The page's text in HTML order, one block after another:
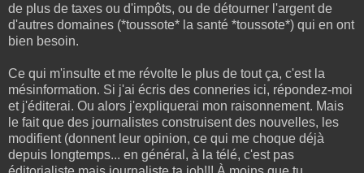
de plus de taxes ou d'impôts, ou de détourner l'argent de
d'autres domaines (*toussote* la santé *toussote*) qui en ont
bien besoin.
Ce qui m'insulte et me révolte le plus de tout ça, c'est la
mésinformation. Si j'ai écris des conneries ici, répondez-moi
et j'éditerai. Ou alors j'expliquerai mon raisonnement. Mais
le fait que des journalistes construisent des nouvelles, les
modifient (donnent leur opinion, ce qui me choque déjà
depuis longtemps... en général, à la télé, c'est pas